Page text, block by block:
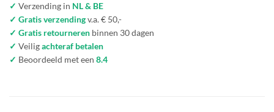
✓ Verzending in NL & BE
✓ Gratis verzendingv.a. € 50,-
✓ Gratis retourneren binnen 30 dagen
✓ Veiligachteraf betalen
✓ Beoordeeld met een 8.4